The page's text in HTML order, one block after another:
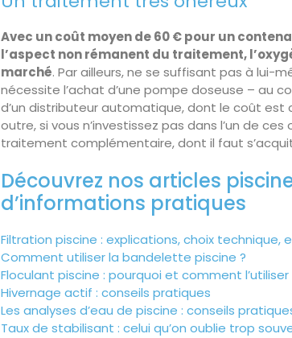
Avec un coût moyen de 60 € pour un
l’aspect non rémanent du traitement,
marché. Par ailleurs, ne se suffisant pas à lui-
nécessite l’achat d’une pompe doseuse – au
d’un distributeur automatique, dont le coût est
outre, si vous n’investissez pas dans l’un de
traitement complémentaire, dont il faut
Découvrez nos articles
d’informations pratiques
Filtration piscine : explications, choix technique,
Comment utiliser la bandelette piscine ?
Floculant piscine : pourquoi et comment l’utiliser
Hivernage actif : conseils pratiques
Les analyses d’eau de piscine : conseils
Taux de stabilisant : celui qu’on oublie trop